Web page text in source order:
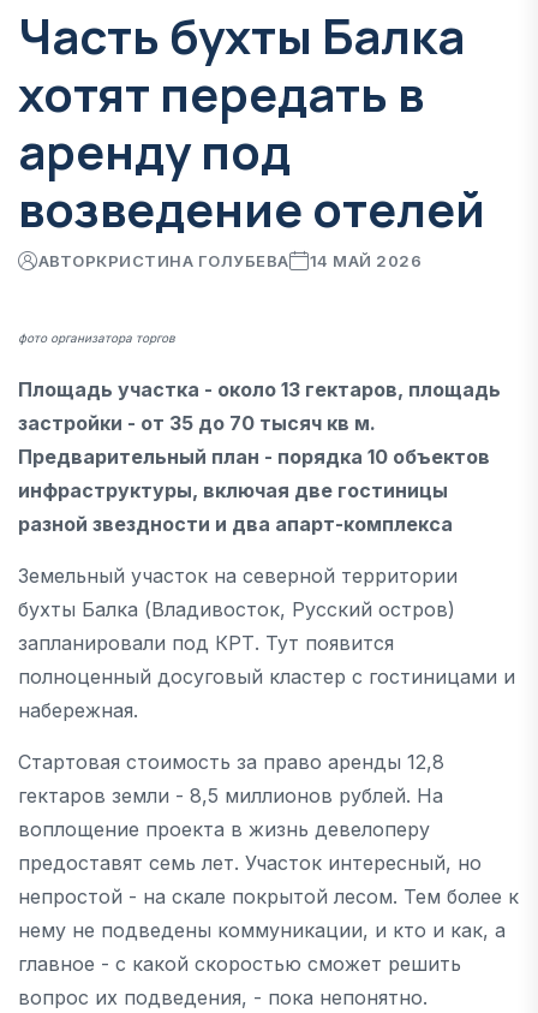
Часть бухты Балка
хотят передать в
аренду под
возведение отелей
АВТОРКРИСТИНА ГОЛУБЕВА 14 МАЙ 2026
фото организатора торгов
Площадь участка - около 13 гектаров, площадь
застройки - от 35 до 70 тысяч кв м.
Предварительный план - порядка 10 объектов
инфраструктуры, включая две гостиницы
разной звездности и два апарт-комплекса
Земельный участок на северной территории
бухты Балка (Владивосток, Русский остров)
запланировали под КРТ. Тут появится
полноценный досуговый кластер с гостиницами и
набережная.
Стартовая стоимость за право аренды 12,8
гектаров земли - 8,5 миллионов рублей. На
воплощение проекта в жизнь девелоперу
предоставят семь лет. Участок интересный, но
непростой - на скале покрытой лесом. Тем более к
нему не подведены коммуникации, и кто и как, а
главное - с какой скоростью сможет решить
вопрос их подведения, - пока непонятно.